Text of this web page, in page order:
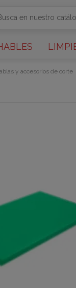
y accesorios de corte